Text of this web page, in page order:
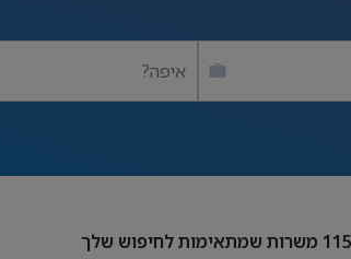
איפה?
משרות שמתאימות לחיפוש שלך